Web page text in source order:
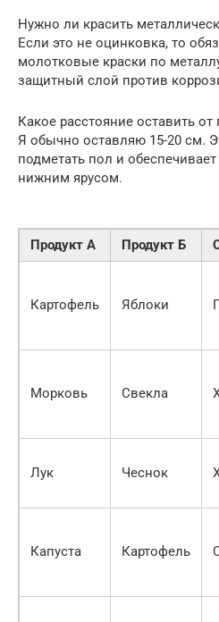
Нужно ли красить
Если это не оцинковка, то
молотковые краски по
защитный слой против
Какое расстояние оставить
Я обычно оставляю 15-20 см.
подметать пол и
нижним ярусом.
Продукт А Продукт Б
Картофель Яблоки
Морковь Свекла
Лук Чеснок
Капуста Картофель